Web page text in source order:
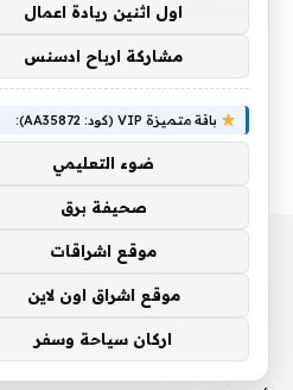
سجناءاول اثنين ريادة اعمال
مشاركة ارباح ادسنس
باقة متميزة VIP (كود: AA35872):
ضوء التعليمي
صحيفة برق
موقع اشراقات
موقع اشراق اون لاين
اركان سياحة وسفر